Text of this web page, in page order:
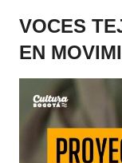
VOCES
EN